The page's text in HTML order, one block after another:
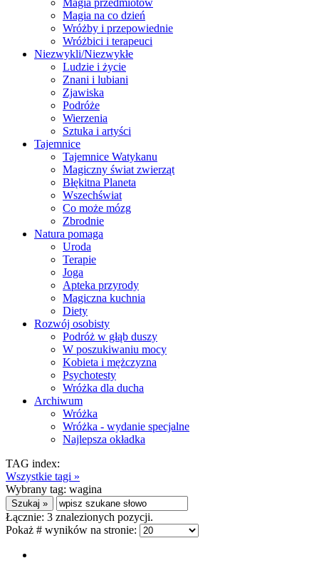
Magia przedmiotów
Magia na co dzień
Wróżby i przepowiednie
Wróżbici i terapeuci
Niezwykli/Niezwykłe
Ludzie i życie
Znani i lubiani
Zjawiska
Podróże
Wierzenia
Sztuka i artyści
Tajemnice
Tajemnice Watykanu
Magiczny świat zwierząt
Błękitna Planeta
Wszechświat
Co może mózg
Zbrodnie
Natura pomaga
Uroda
Terapie
Joga
Apteka przyrody
Magiczna kuchnia
Diety
Rozwój osobisty
Podróż w głąb duszy
W poszukiwaniu mocy
Kobieta i mężczyzna
Psychotesty
Wróżka dla ducha
Archiwum
Wróżka
Wróżka - wydanie specjalne
Najlepsza okładka
TAG index:
Wszystkie tagi »
Wybrany tag: wagina
Łącznie: 3 znalezionych pozycji.
Pokaż # wyników na stronie: